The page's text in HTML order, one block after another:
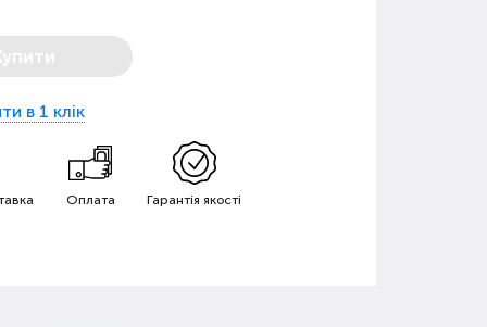
в 1 клік
Оплата Гарантія якості